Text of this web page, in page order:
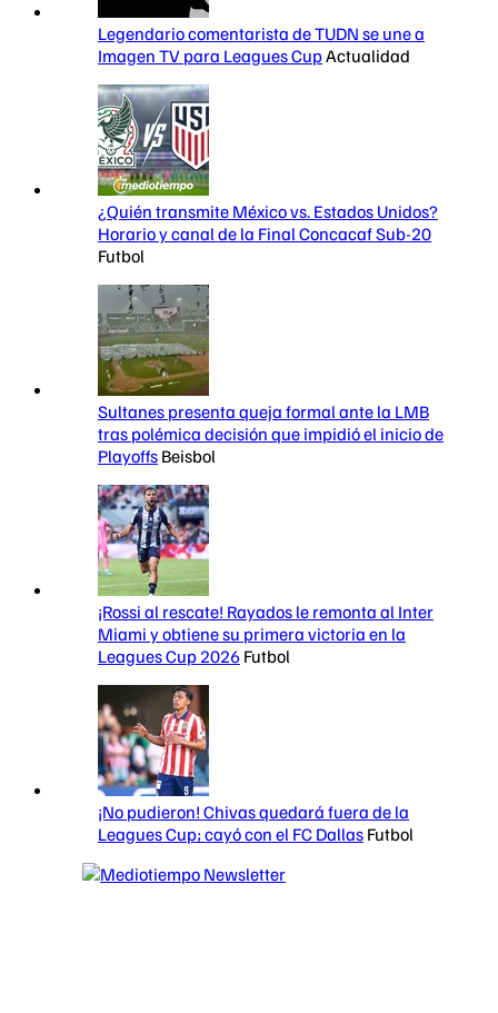
Legendario comentarista de TUDN se une a
Imagen TV para Leagues CupActualidad
¿Quién transmite México vs. Estados Unidos?
Horario y canal de la Final Concacaf Sub-20
Futbol
Sultanes presenta queja formal ante la LMB
tras polémica decisión que impidió el inicio de
Playoffs Beisbol
¡Rossi al rescate! Rayados le remonta al Inter
Miami y obtiene su primera victoria en la
Leagues Cup 2026 Futbol
¡No pudieron! Chivas quedará fuera de la
Leagues Cup; cayó con el FC Dallas Futbol